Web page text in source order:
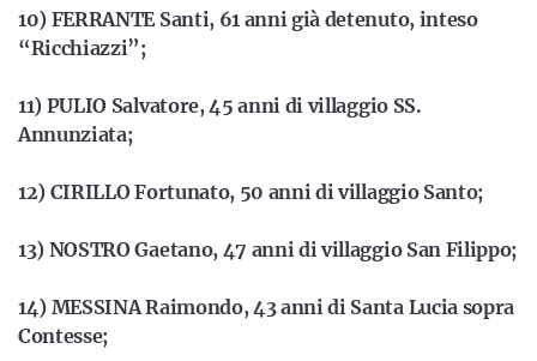
10) FERRANTE Santi, 61 anni già detenuto, inteso
“Ricchiazzi”;
11) PULIO Salvatore, 45 anni di villaggio SS.
Annunziata;
12) CIRILLO Fortunato, 50 anni di villaggio Santo;
13) NOSTRO Gaetano, 47 anni di villaggio San Filippo;
14) MESSINA Raimondo, 43 anni di Santa Lucia sopra
Contesse;